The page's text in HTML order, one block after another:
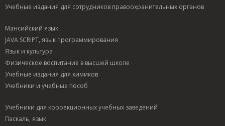
Учебные издания для сотрудников правоохранительных органов
Мансийский язык
JAVA SCRIPT, язык программирования
Язык и культура
Физическое воспитание в высшей школе
Учебные издания для химиков
Учебники и учебные пособ
Учебники для коррекционных учебных заведений
Паскаль, язык